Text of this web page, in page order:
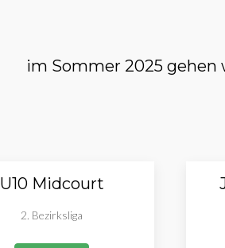
im Sommer 2025
U10 Midcourt
2. Bezirksliga